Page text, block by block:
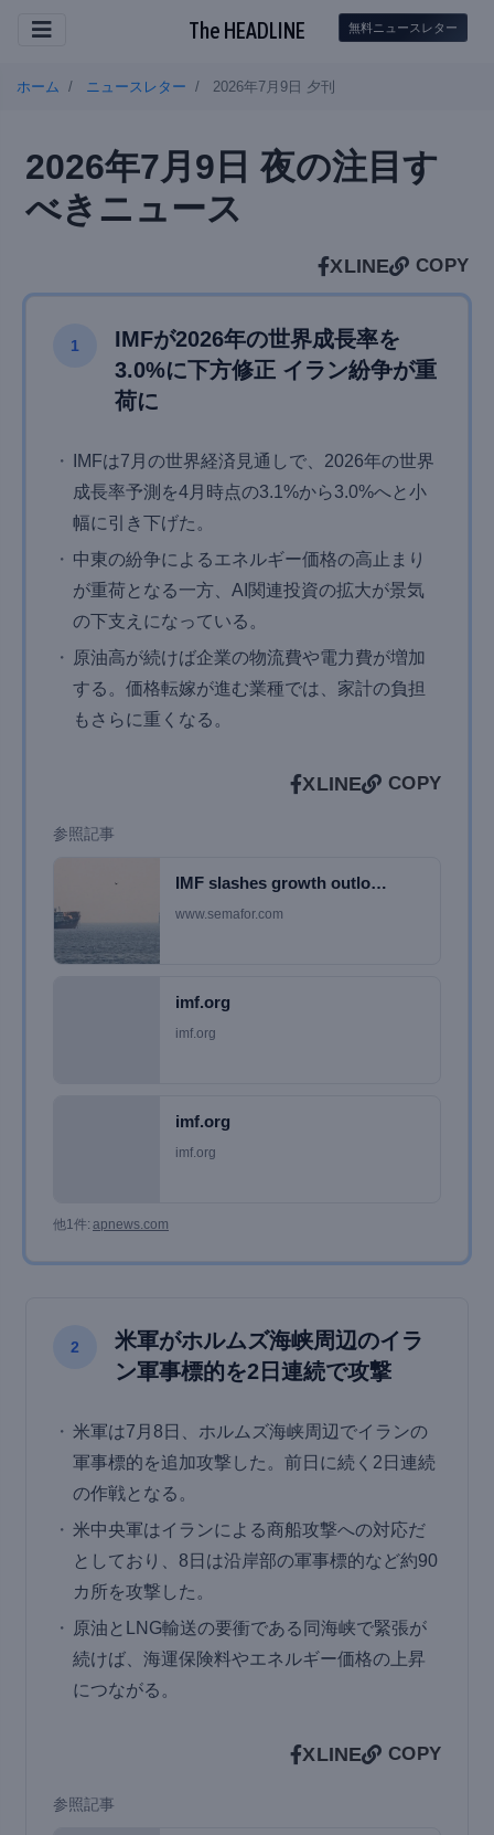
The HEADLINE 無料ニュースレター
ホーム ニュースレター 2026年7月9日 夕刊
2026年7月9日 夜の注目す
べきニュース
XLINE COPY
1
IMFが2026年の世界成長率を
3.0%に下方修正 イラン紛争が重
荷に
IMFは7月の世界経済見通しで、2026年の世界
成長率予測を4月時点の3.1%から3.0%へと小
幅に引き下げた。
中東の紛争によるエネルギー価格の高止まり
が重荷となる一方、AI関連投資の拡大が景気
の下支えになっている。
原油高が続けば企業の物流費や電力費が増加
する。価格転嫁が進む業種では、家計の負担
もさらに重くなる。
XLINE COPY
参照記事
IMF slashes growth outlo…
www.semafor.com
imf.org
imf.org
imf.org
imf.org
他1件: apnews.com
2
米軍がホルムズ海峡周辺のイラ
ン軍事標的を2日連続で攻撃
米軍は7月8日、ホルムズ海峡周辺でイランの
軍事標的を追加攻撃した。前日に続く2日連続
の作戦となる。
米中央軍はイランによる商船攻撃への対応だ
としており、8日は沿岸部の軍事標的など約90
カ所を攻撃した。
原油とLNG輸送の要衝である同海峡で緊張が
続けば、海運保険料やエネルギー価格の上昇
につながる。
XLINE COPY
参照記事